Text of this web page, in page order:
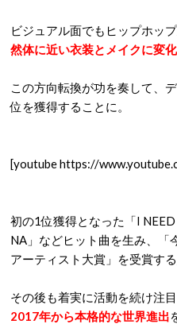
ビジュアル面でもヒップホッ
然体に近い衣装とメイクに変化
この方向転換が功を奏して、
位を獲得することに。
[youtube https://
初の1位獲得となった「I
NA」などヒット曲を生み、「
アーティスト大賞」を受賞す
その後も着実に活動を続け注
2017年から本格的な世界進出